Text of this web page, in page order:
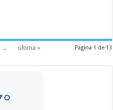
Página 1 de 13
... última »